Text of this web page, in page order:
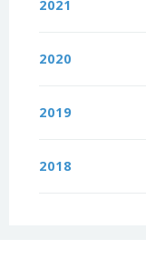
2021
2020
2019
2018